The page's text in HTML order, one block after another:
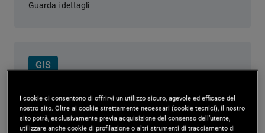
Guarda i dettagli
GIS
IE00B11XZB05
E-Accumulazione Hedged EUR
I cookie ci consentono di offrirvi un utilizzo sicuro, agevole ed efficace del
nostro sito. Oltre ai cookie strettamente necessari (cookie tecnici), il nostro
sito potrà, esclusivamente previa acquisizione del consenso dell’utente,
utilizzare anche cookie di profilazione o altri strumenti di tracciamento di